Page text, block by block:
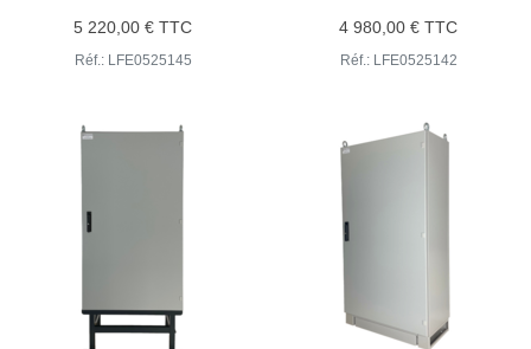
5 220,00 € TTC
Réf.: LFE0525145
4 980,00 € TTC
Réf.: LFE0525142